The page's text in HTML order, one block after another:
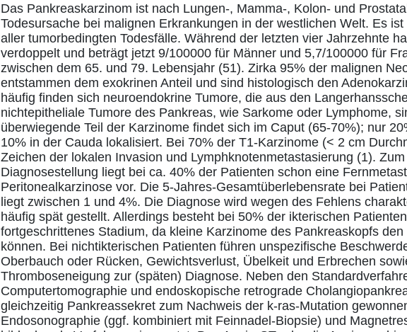
Das Pankreaskarzinom ist nach Lungen-, Mamma-, Kolon- und
Todesursache bei malignen Erkrankungen in der westlichen Welt. Es
aller tumorbedingten Todesfälle. Während der letzten vier Jahrzehnte
verdoppelt und beträgt jetzt 9/100000 für Männer und 5,7/100000 für
zwischen dem 65. und 79. Lebensjahr (51). Zirka 95% der malignen
entstammen dem exokrinen Anteil und sind histologisch den
häufig finden sich neuroendokrine Tumore, die aus den
nichtepitheliale Tumore des Pankreas, wie Sarkome oder Lymphome,
überwiegende Teil der Karzinome findet sich im Caput (65-70%); nur
10% in der Cauda lokalisiert. Bei 70% der T1-Karzinome (< 2 cm
Zeichen der lokalen Invasion und Lymphknotenmetastasierung (1).
Diagnosestellung liegt bei ca. 40% der Patienten schon eine
Peritonealkarzinose vor. Die 5-Jahres-Gesamtüberlebensrate bei
liegt zwischen 1 und 4%. Die Diagnose wird wegen des Fehlens
häufig spät gestellt. Allerdings besteht bei 50% der ikterischen
fortgeschrittenes Stadium, da kleine Karzinome des Pankreaskopfs
können. Bei nichtikterischen Patienten führen unspezifische
Oberbauch oder Rücken, Gewichtsverlust, Übelkeit und Erbrechen
Thromboseneigung zur (späten) Diagnose. Neben den
Computertomographie und endoskopische retrograde
gleichzeitig Pankreassekret zum Nachweis der k-ras-Mutation
Endosonographie (ggf. kombiniert mit Feinnadel-Biopsie) und